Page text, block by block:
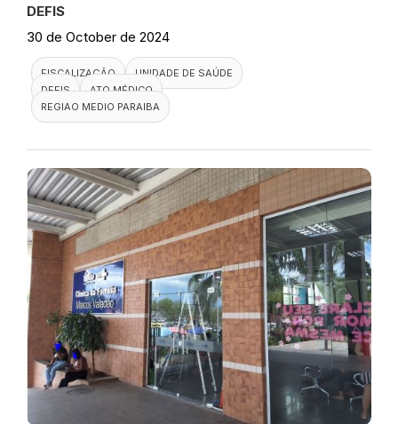
DEFIS
30 de October de 2024
FISCALIZAÇÃO
UNIDADE DE SAÚDE
DEFIS
ATO MÉDICO
REGIAO MEDIO PARAIBA